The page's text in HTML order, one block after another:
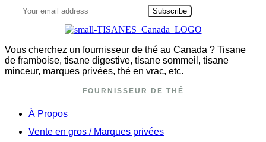
Subscribe
Vous cherchez un fournisseur de thé au Canada ? Tisane
de framboise, tisane digestive, tisane sommeil, tisane
minceur, marques privées, thé en vrac, etc.
FOURNISSEUR DE THÉ
À Propos
Vente en gros / Marques privées